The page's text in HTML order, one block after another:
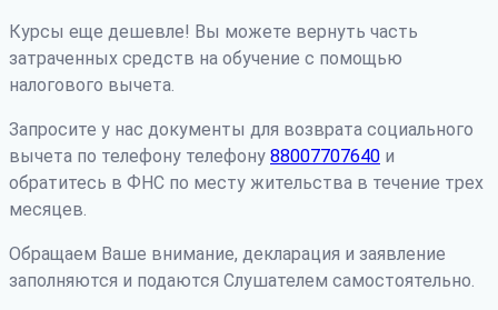
Курсы еще дешевле! Вы можете вернуть часть
затраченных средств на обучение с помощью
налогового вычета.
Запросите у нас документы для возврата социального
вычета по телефону телефону 88007707640 и
обратитесь в ФНС по месту жительства в течение трех
месяцев.
Обращаем Ваше внимание, декларация и заявление
заполняются и подаются Слушателем самостоятельно.